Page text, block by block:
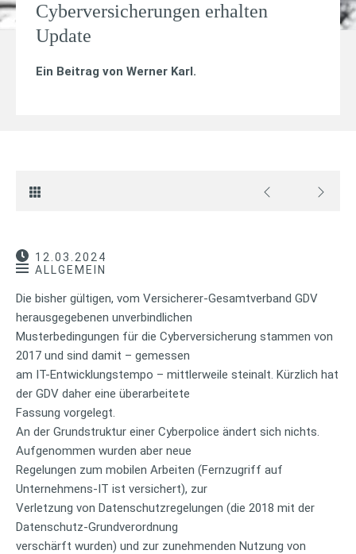
Cyberversicherungen erhalten
Update
Ein Beitrag von Werner Karl.
12.03.2024
ALLGEMEIN
Die bisher gültigen, vom Versicherer-Gesamtverband GDV
herausgegebenen unverbindlichen
Musterbedingungen für die Cyberversicherung stammen von
2017 und sind damit – gemessen
am IT-Entwicklungstempo – mittlerweile steinalt. Kürzlich hat
der GDV daher eine überarbeitete
Fassung vorgelegt.
An der Grundstruktur einer Cyberpolice ändert sich nichts.
Aufgenommen wurden aber neue
Regelungen zum mobilen Arbeiten (Fernzugriff auf
Unternehmens-IT ist versichert), zur
Verletzung von Datenschutzregelungen (die 2018 mit der
Datenschutz-Grundverordnung
verschärft wurden) und zur zunehmenden Nutzung von